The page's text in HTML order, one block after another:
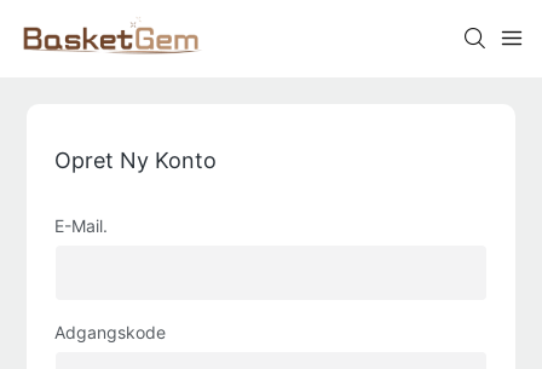
Opret Ny Konto
E-Mail.
Adgangskode